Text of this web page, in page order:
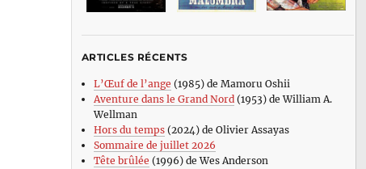
ARTICLES RÉCENTS
L’Œuf de l’ange (1985) de Mamoru Oshii
Aventure dans le Grand Nord(1953) de William A.
Wellman
Hors du temps(2024) de Olivier Assayas
Sommaire de juillet 2026
Tête brûlée (1996) de Wes Anderson